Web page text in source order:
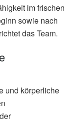
im frischen
sowie nach
das Team.
und körperliche